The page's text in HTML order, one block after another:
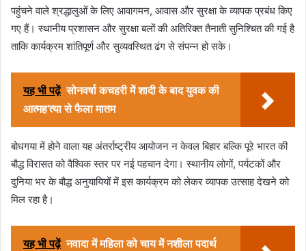
पहुंचने वाले श्रद्धालुओं के लिए आवागमन, आवास और सुरक्षा के व्यापक प्रबंध किए
गए हैं। स्थानीय प्रशासन और सुरक्षा बलों की अतिरिक्त तैनाती सुनिश्चित की गई है
ताकि कार्यक्रम शांतिपूर्ण और सुव्यवस्थित ढंग से संपन्न हो सके।
यह भी पढ़ें सोनवर्षा कचहरी में शादी के बाद युवक की
आत्मह'त्या से फैला मातम
बोधगया में होने वाला यह अंतर्राष्ट्रीय आयोजन न केवल बिहार बल्कि पूरे भारत की
बौद्ध विरासत को वैश्विक स्तर पर नई पहचान देगा। स्थानीय लोगों, पर्यटकों और
दुनिया भर के बौद्ध अनुयायियों में इस कार्यक्रम को लेकर व्यापक उत्साह देखने को
मिल रहा है।
यह भी पढ़ें नवादा में महिला को चाय में नशीला पदार्थ